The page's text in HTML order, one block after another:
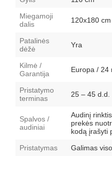
Miegamoji
dalis
120x180 cm
Patalinės
dėžė
Yra
Kilmė /
Garantija
Europa / 24
Pristatymo
terminas
25 – 45 d.d.
Spalvos /
audiniai
Audinį
prekės
kodą įrašyti
Pristatymas
Galimas